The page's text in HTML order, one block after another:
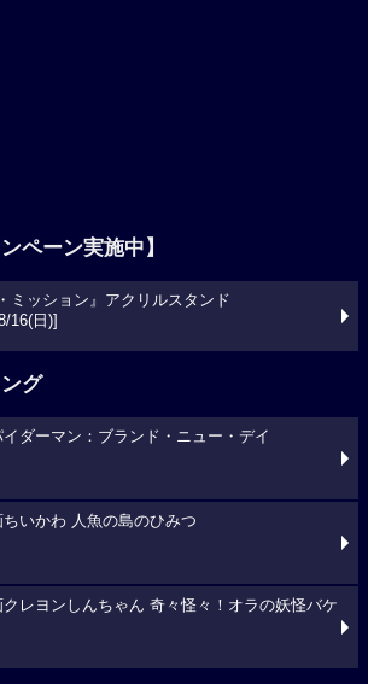
ペーン実施中】
ミッション』アクリルスタンド
16(日)]
グ
ダーマン：ブランド・ニュー・デイ
いかわ 人魚の島のひみつ
レヨンしんちゃん 奇々怪々！オラの妖怪バケ